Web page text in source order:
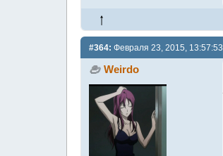
#364: Февраля 23, 2015, 13:57:53
Weirdo